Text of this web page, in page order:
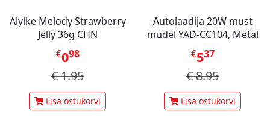
Aiyike Melody Strawberry
Jelly 36g CHN
€098
€1.95
Lisa ostukorvi
Autolaadija 20W must
mudel YAD-CC104, Metal
€537
€8.95
Lisa ostukorvi